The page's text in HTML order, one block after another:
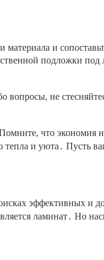
материала и
подложки под
вопросы, не
что экономия
тепла и уюта․ Пусть
эффективных и
ламинат․ Но